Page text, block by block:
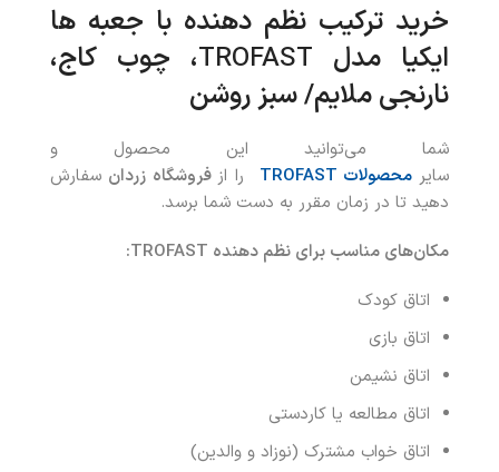
خرید ترکیب نظم‌ دهنده با جعبه ها
ایکیا مدل TROFAST، چوب کاج،
نارنجی ملایم/ سبز روشن
شما می‌توانید این محصول و
سایر محصولات TROFAST را از فروشگاه زردان سفارش
دهید تا در زمان مقرر به دست شما برسد.
مکان‌های مناسب برای نظم دهنده TROFAST:
اتاق کودک
اتاق بازی
اتاق نشیمن
اتاق مطالعه یا کاردستی
اتاق خواب مشترک (نوزاد و والدین)